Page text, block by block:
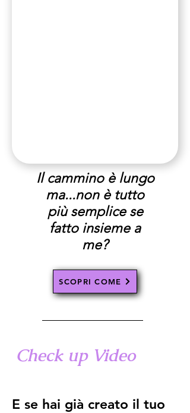
Il cammino è lungo
ma...non è tutto
più semplice se
fatto insieme a
me?
SCOPRI COME
E se hai già creato il tuo
Check up Video